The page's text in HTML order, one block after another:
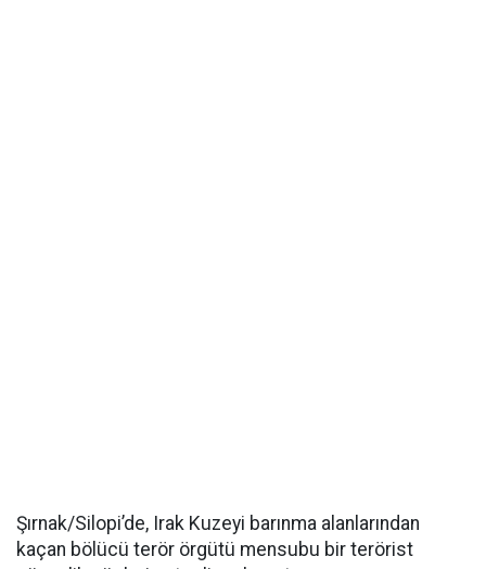
Şırnak/Silopi’de, Irak Kuzeyi barınma alanlarından
kaçan bölücü terör örgütü mensubu bir terörist